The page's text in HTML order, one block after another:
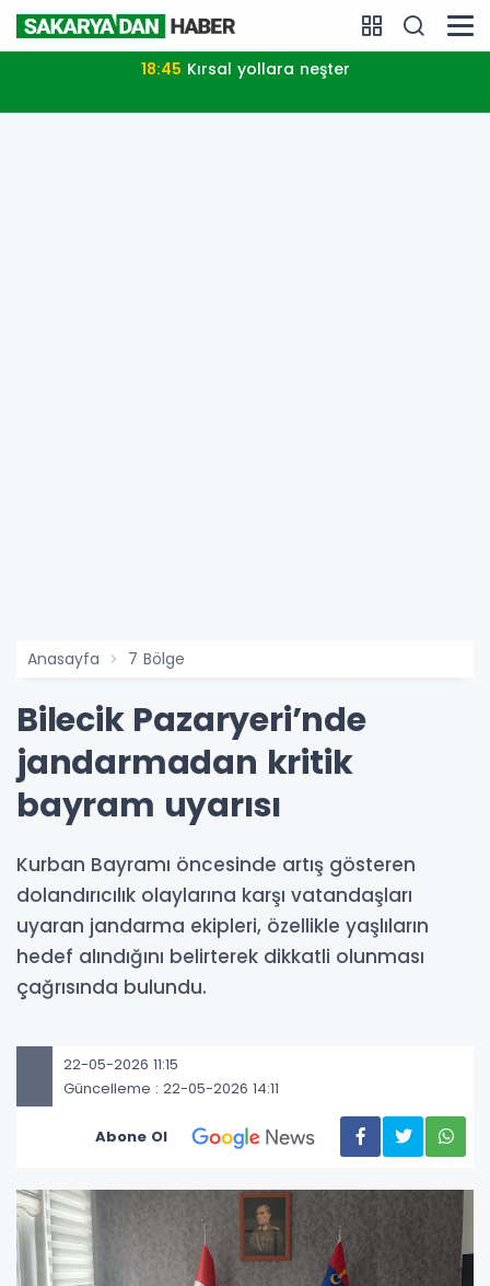
18:45 Kırsal yollara neşter
Anasayfa 7 Bölge
Bilecik Pazaryeri’nde
jandarmadan kritik
bayram uyarısı
Kurban Bayramı öncesinde artış gösteren
dolandırıcılık olaylarına karşı vatandaşları
uyaran jandarma ekipleri, özellikle yaşlıların
hedef alındığını belirterek dikkatli olunması
çağrısında bulundu.
22-05-2026 11:15
Güncelleme : 22-05-2026 14:11
Abone Ol